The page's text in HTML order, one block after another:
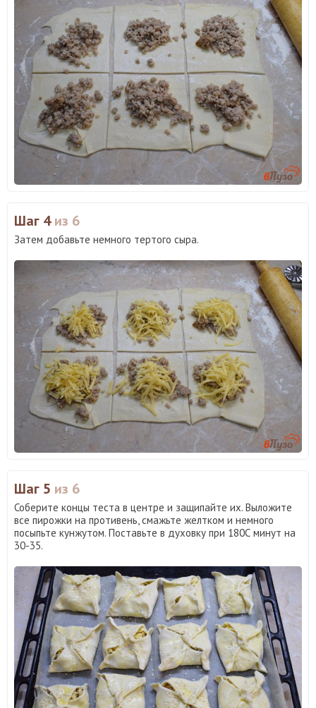
Шаг 4из 6
Затем добавьте немного тертого сыра.
Шаг 5 из 6
Соберите концы теста в центре и защипайте их. Выложите
все пирожки на противень, смажьте желтком и немного
посыпьте кунжутом. Поставьте в духовку при 180С минут на
30-35.